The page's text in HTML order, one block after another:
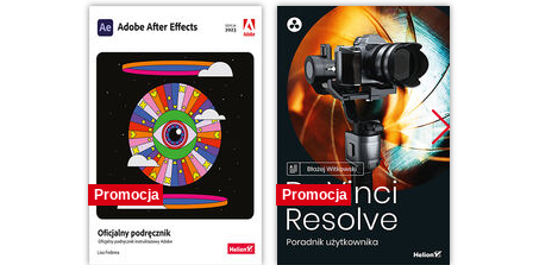
Promocja Promocja